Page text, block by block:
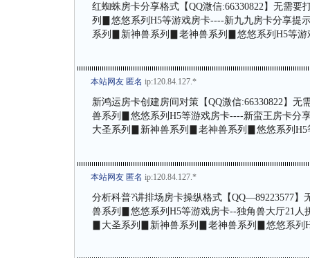
红蜘蛛房卡分享格式【QQ溦信:66330822】无需
列▊悠悠系列H5等游戏房卡----新九九房卡分享提
系列▊新神兽系列▊老神兽系列▊悠悠系列H5等游
本站网友 匿名 ip:120.84.127.*
新鸿运房卡创建房间对策【QQ溦信:66330822】
兽系列▊悠悠系列H5等游戏房卡----新蛮王房卡分
大圣系列▊新神兽系列▊老神兽系列▊悠悠系列H5
本站网友 匿名 ip:120.84.127.*
分析科普?讲排场房卡操纵格式【QQ—89223577
兽系列▊悠悠系列H5等游戏房卡--独角兽大厅21
▊大圣系列▊新神兽系列▊老神兽系列▊悠悠系列